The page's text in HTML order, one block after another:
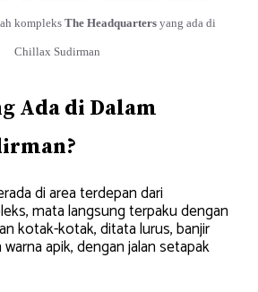
kompleks The Headquarters yang ada di
Chillax Sudirman
Ada di Dalam
di area terdepan dari
mata langsung terpaku dengan
kotak-kotak, ditata lurus, banjir
apik, dengan jalan setapak